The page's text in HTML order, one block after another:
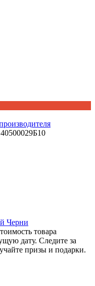
товара
дату. Следите за
призы и подарки.